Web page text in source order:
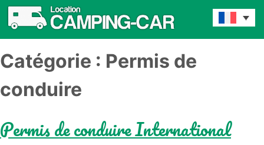
Catégorie : Permis de
conduire
Permis de conduire International